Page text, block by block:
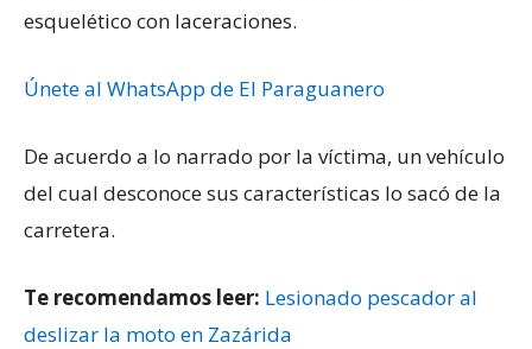
esquelético con laceraciones.
Únete al WhatsApp de El Paraguanero
De acuerdo a lo narrado por la víctima, un vehículo
del cual desconoce sus características lo sacó de la
carretera.
Te recomendamos leer: Lesionado pescador al
deslizar la moto en Zazárida